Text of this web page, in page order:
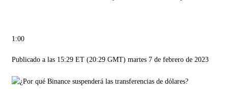
1:00
Publicado a las 15:29 ET (20:29 GMT) martes 7 de febrero de 2023